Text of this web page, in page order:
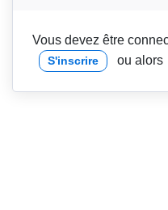
Vous devez être
S'inscrire ou alors